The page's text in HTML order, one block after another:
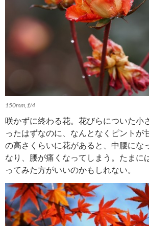
150mm, f/4
咲かずに終わる花。花びらについた小
ったはずなのに、なんとなくピントが
の高さくらいに花があると、中腰にな
なり、腰が痛くなってしまう。たまに
ってみた方がいいのかもしれない。